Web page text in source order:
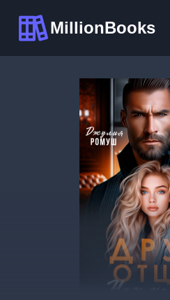
содержимому
MillionBooks